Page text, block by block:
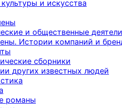
и искусства
и общественные деятели
Истории компаний и
сборники
других известных людей
романы